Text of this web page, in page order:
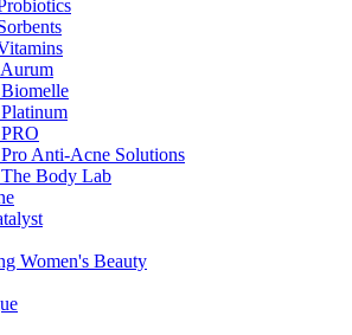
Anti-Acne Solutions
Body Lab
Women's Beauty